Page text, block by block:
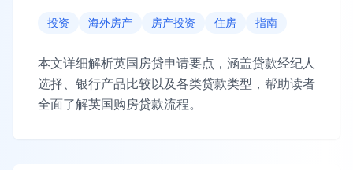
投资 海外房产 房产投资 住房 指南
本文详细解析英国房贷申请要点，涵盖贷款经纪人
选择、银行产品比较以及各类贷款类型，帮助读者
全面了解英国购房贷款流程。